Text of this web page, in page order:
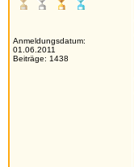
Anmeldungsdatum:
01.06.2011
Beiträge: 1438